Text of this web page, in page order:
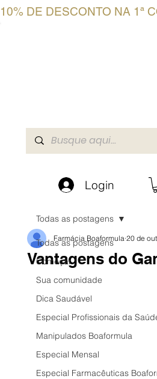
10% DE DESCONTO NA 1ª
Login
Todas as postagens
Começar
Sua comunidade
Dica Saudável
Especial Profissionais da
Manipulados Boaformula
Especial Mensal
Especial Farmacêuticas
Todas as postagens
Vantagens do
Farmácia Boaformula 20 de